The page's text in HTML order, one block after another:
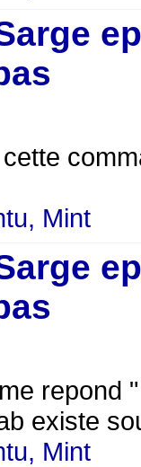
Mint
repond
existe
Mint